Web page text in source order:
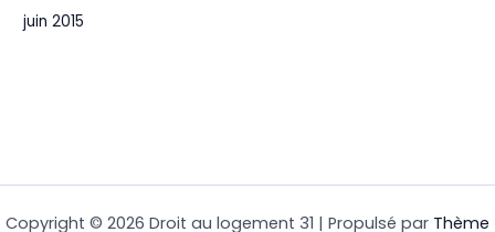
juin 2015
Copyright © 2026 Droit au logement 31 | Propulsé par Thème